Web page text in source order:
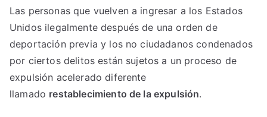
Las personas que vuelven a ingresar a los Estados
Unidos ilegalmente después de una orden de
deportación previa y los no ciudadanos condenados
por ciertos delitos están sujetos a un proceso de
expulsión acelerado diferente
llamado restablecimiento de la expulsión.